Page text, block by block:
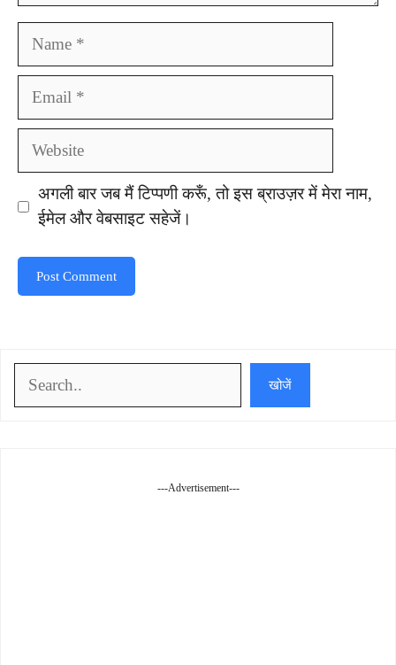
अगली बार जब मैं टिप्पणी करूँ, तो इस ब्राउज़र में मेरा नाम,
ईमेल और वेबसाइट सहेजें।
खोजें
---Advertisement---